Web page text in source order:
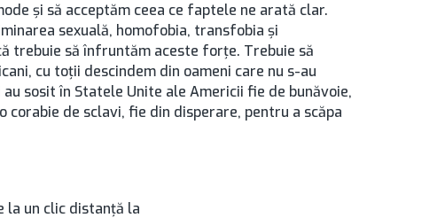
și să acceptăm ceea ce faptele ne arată clar.
sexuală, homofobia, transfobia și
trebuie să înfruntăm aceste forțe. Trebuie să
cu toții descindem din oameni care nu s-au
sosit în Statele Unite ale Americii fie de bunăvoie,
de sclavi, fie din disperare, pentru a scăpa
la un clic distanţă la